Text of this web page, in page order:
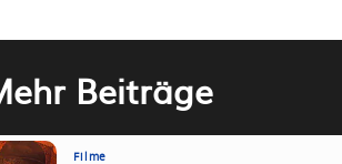
Beiträge
Filme